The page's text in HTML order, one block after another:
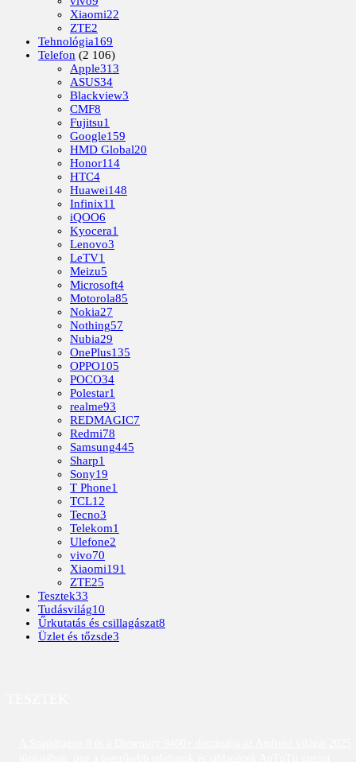
Xiaomi22
ZTE2
Tehnológia169
Telefon (2 106)
Apple313
ASUS34
Blackview3
CMF8
Fujitsu1
Google159
HMD Global20
Honor114
HTC4
Huawei148
Infinix11
iQOO6
Kyocera1
Lenovo3
LeTV1
Meizu5
Microsoft4
Motorola85
Nokia27
Nothing57
Nubia29
OnePlus135
OPPO105
POCO34
Polestar1
realme93
REDMAGIC7
Redmi78
Samsung445
Sharp1
Sony19
T Phone1
TCL12
Tecno3
Telekom1
Ulefone2
vivo70
Xiaomi191
ZTE25
Tesztek33
Tudásvilág10
Űrkutatás és csillagászat8
Üzlet és tőzsde3